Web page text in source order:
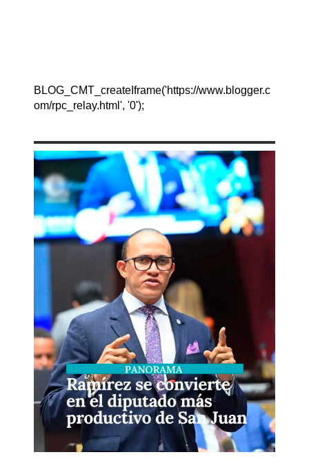
BLOG_CMT_createIframe('https://www.blogger.c
om/rpc_relay.html', '0');